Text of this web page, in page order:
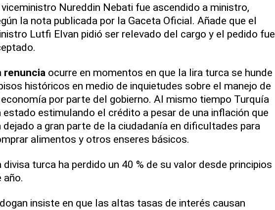
viceministro Nureddin Nebati fue ascendido a ministro,
la nota publicada por la Gaceta Oficial. Añade que el
Lutfi Elvan pidió ser relevado del cargo y el pedido fue
renuncia ocurre en momentos en que la lira turca se hunde
históricos en medio de inquietudes sobre el manejo de
por parte del gobierno. Al mismo tiempo Turquía
estado estimulando el crédito a pesar de una inflación que
dejado a gran parte de la ciudadanía en dificultades para
alimentos y otros enseres básicos.
divisa turca ha perdido un 40 % de su valor desde principios
año.
insiste en que las altas tasas de interés causan